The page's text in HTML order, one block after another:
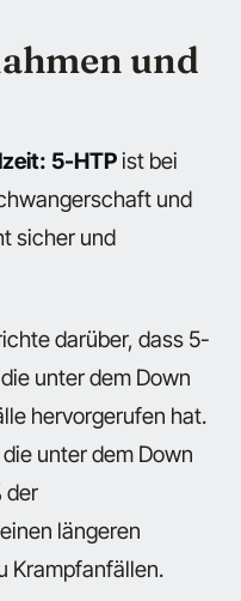
und
5-HTPist bei
und
sicher und
darüber, dass 5-
unter dem Down
hervorgerufen hat.
unter dem Down
der
längeren
Krampfanfällen.